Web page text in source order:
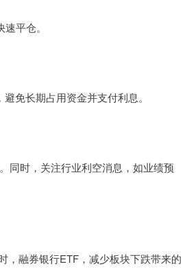
平仓。
免长期占用资金并支付利息。
同时，关注行业利空消息，如业绩预
，融券银行ETF，减少板块下跌带来的